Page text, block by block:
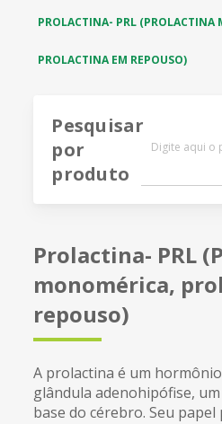
PROLACTINA- PRL (PROLACTINA
PROLACTINA EM REPOUSO)
Pesquisar
por
produto
Prolactina- PRL
monomérica,
repouso)
A prolactina é um
glândula adenohipófise,
base do cérebro. Seu